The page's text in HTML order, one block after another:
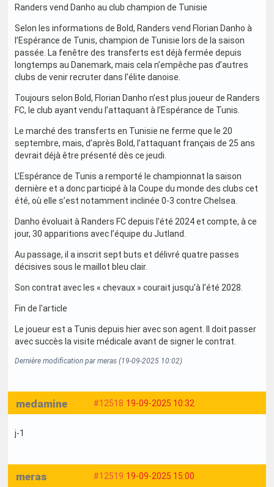
Randers vend Danho au club champion de Tunisie
Selon les informations de Bold, Randers vend Florian Danho à
l’Espérance de Tunis, champion de Tunisie lors de la saison
passée. La fenêtre des transferts est déjà fermée depuis
longtemps au Danemark, mais cela n’empêche pas d’autres
clubs de venir recruter dans l’élite danoise.
Toujours selon Bold, Florian Danho n’est plus joueur de Randers
FC, le club ayant vendu l’attaquant à l’Espérance de Tunis.
Le marché des transferts en Tunisie ne ferme que le 20
septembre, mais, d’après Bold, l’attaquant français de 25 ans
devrait déjà être présenté dès ce jeudi.
L’Espérance de Tunis a remporté le championnat la saison
dernière et a donc participé à la Coupe du monde des clubs cet
été, où elle s’est notamment inclinée 0-3 contre Chelsea.
Danho évoluait à Randers FC depuis l’été 2024 et compte, à ce
jour, 30 apparitions avec l’équipe du Jutland.
Au passage, il a inscrit sept buts et délivré quatre passes
décisives sous le maillot bleu clair.
Son contrat avec les « chevaux » courait jusqu’à l’été 2028.
Fin de l'article
Le joueur est a Tunis depuis hier avec son agent. Il doit passer
avec succès la visite médicale avant de signer le contrat.
Dernière modification par meras (19-09-2025 10:02)
#12518 19-09-2025 10:32
medamine
j-1
#12519 19-09-2025 15:00
meras